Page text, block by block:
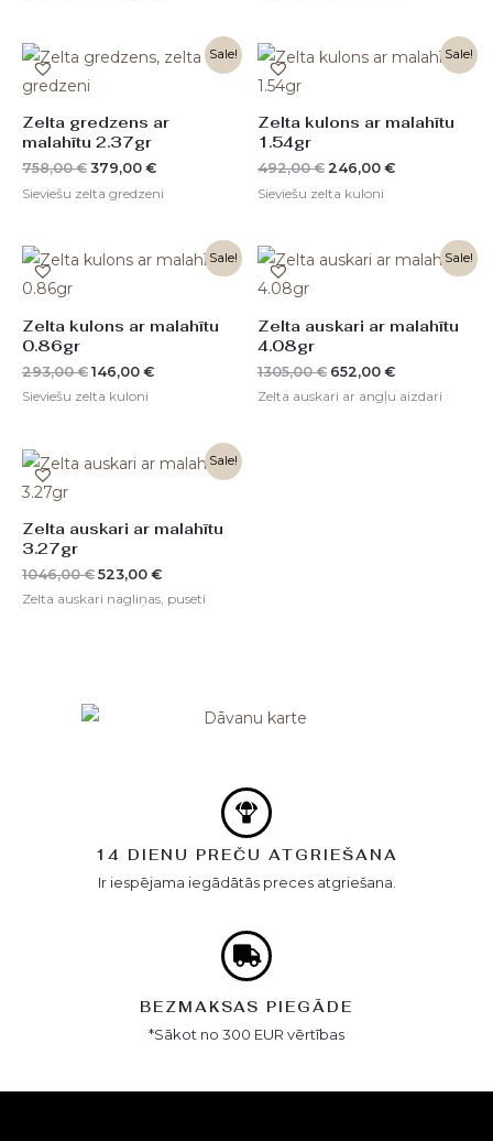
Sale!
Zelta gredzens ar
malahītu 2.37gr
758,00€
Original
price
379,00 €
Current
price
Sieviešu zelta gredzeni
Sale!
Zelta kulons ar malahītu
1.54gr
492,00€
Original
price
246,00 €
Current
price
Sieviešu zelta kuloni
Sale!
Zelta kulons ar malahītu
0.86gr
293,00€
Original
price
146,00 €
Current
price
Sieviešu zelta kuloni
Sale!
Zelta auskari ar malahītu
4.08gr
1305,00€
Original
price
652,00 €
Current
price
Zelta auskari ar angļu aizdari
Sale!
Zelta auskari ar malahītu
3.27gr
1046,00€
Original
price
523,00 €
Current
price
Zelta auskari nagliņas, puseti
14 DIENU PREČU ATGRIEŠANA
Ir iespējama iegādātās preces atgriešana.
BEZMAKSAS PIEGĀDE
*Sākot no 300 EUR vērtības